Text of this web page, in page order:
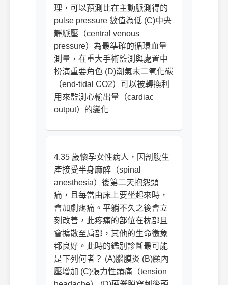
理，可以預測比在主動脈測得的
pulse pressure 數值為低 (C)中央
靜脈壓（central venous
pressure）為最準確的循環血量
測量，在重大手術監測與處置中
扮演重要角色 (D)潮氣末二氧化碳
（end-tidal CO2）可以被轉換利
用來監測心輸出量（cardiac
output）的變化
4.35 歲懷孕女性病人，因剖腹生
產接受半身麻醉（spinal
anesthesia）後第二天抱怨頭
痛，且每當由床上要坐起來時，
會加劇疼痛。平躺不久之後會立
刻改善，此疼痛的部位在枕部且
會擴散至肩部，其他的生命徵象
都良好。此時的鑑別診斷最可能
是下列何者？ (A)腦膜炎 (B)顱內
壓增加 (C)張力性頭痛（tension